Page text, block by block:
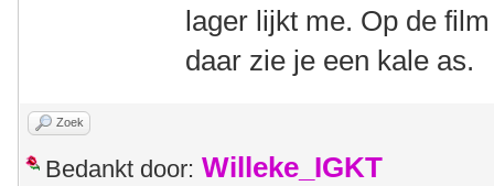
lager lijkt me. Op de
daar zie je een kale as.
Zoek
Bedankt door: Willeke_IGKT